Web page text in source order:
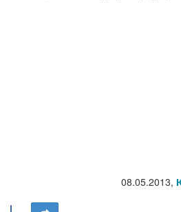
08.05.2013,